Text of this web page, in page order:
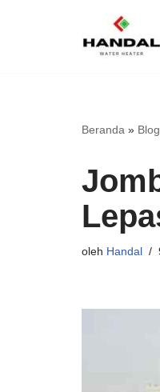
Beranda » Blog
oleh Handal